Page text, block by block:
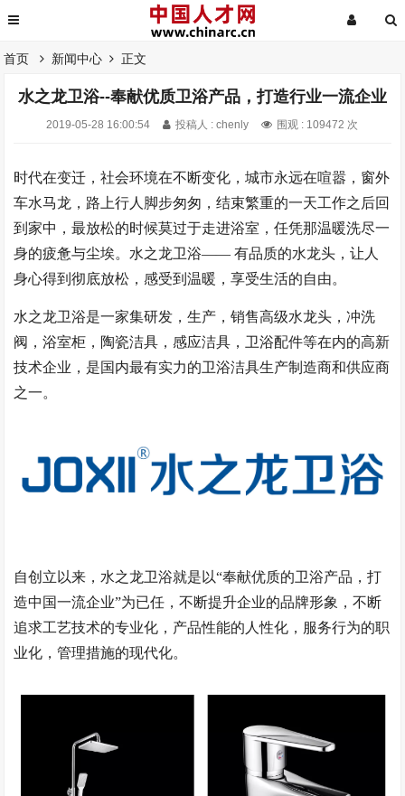
首页 新闻中心 正文
水之龙卫浴--奉献优质卫浴产品，打造行业一流企业
2019-05-28 16:00:54 投稿人 : chenly 围观 : 109472 次
时代在变迁，社会环境在不断变化，城市永远在喧嚣，窗外
车水马龙，路上行人脚步匆匆，结束繁重的一天工作之后回
到家中，最放松的时候莫过于走进浴室，任凭那温暖洗尽一
身的疲惫与尘埃。水之龙卫浴—— 有品质的水龙头，让人
身心得到彻底放松，感受到温暖，享受生活的自由。
水之龙卫浴是一家集研发，生产，销售高级水龙头，冲洗
阀，浴室柜，陶瓷洁具，感应洁具，卫浴配件等在内的高新
技术企业，是国内最有实力的卫浴洁具生产制造商和供应商
之一。
自创立以来，水之龙卫浴就是以“奉献优质的卫浴产品，打
造中国一流企业”为已任，不断提升企业的品牌形象，不断
追求工艺技术的专业化，产品性能的人性化，服务行为的职
业化，管理措施的现代化。